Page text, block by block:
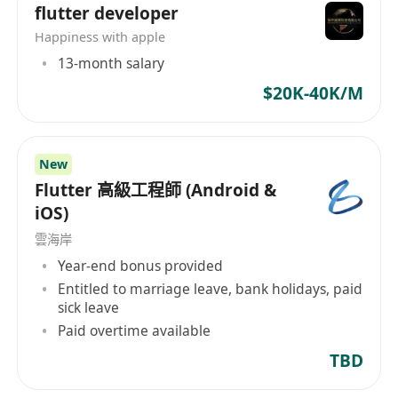
flutter developer
Happiness with apple
13-month salary
$20K-40K/M
New
Flutter 高級工程師 (Android &
iOS)
雲海岸
Year-end bonus provided
Entitled to marriage leave, bank holidays, paid
sick leave
Paid overtime available
TBD